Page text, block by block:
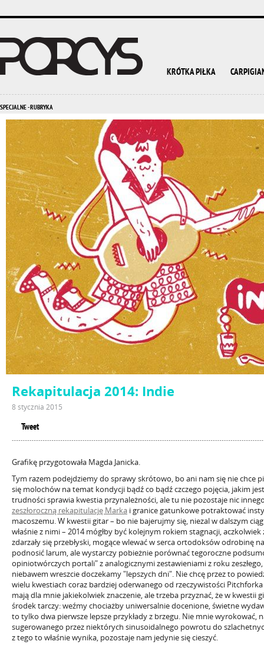
KRÓTKA PIŁKA
SPECJALNE - RUBRYKA
Rekapitulacja 2014: Indie
8 stycznia 2015
Tweet
Grafikę przygotowała Magda Janicka.
Tym razem podejdziemy do sprawy skrótowo, bo ani nam się nie chce
się molochów na temat kondycji bądź co bądź czczego pojęcia, jakim
trudności sprawia kwestia przynależności, ale tu nie pozostaje nic
zeszłoroczną rekapitulację Marka i granice gatunkowe potraktować
macoszemu. W kwestii gitar – bo nie bajerujmy się, niezal w dalszym
właśnie z nimi – 2014 mógłby być kolejnym rokiem stagnacji,
zdarzały się przebłyski, mogące wlewać w serca ortodoksów odrobinę
podnosić larum, ale wystarczy pobieżnie porównać tegoroczne
opiniotwórczych portali" z analogicznymi zestawieniami z roku
niebawem wreszcie doczekamy "lepszych dni". Nie chcę przez to
wielu kwestiach coraz bardziej oderwanego od rzeczywistości
mają dla mnie jakiekolwiek znaczenie, ale trzeba przyznać, że w kwestii
środek tarczy: weźmy chociażby uniwersalnie docenione, świetne
to tylko dwa pierwsze lepsze przykłady z brzegu. Nie mnie wyrokować,
sugerowanego przez niektórych sinusoidalnego powrotu do
z tego to właśnie wynika, pozostaje nam jedynie się cieszyć.